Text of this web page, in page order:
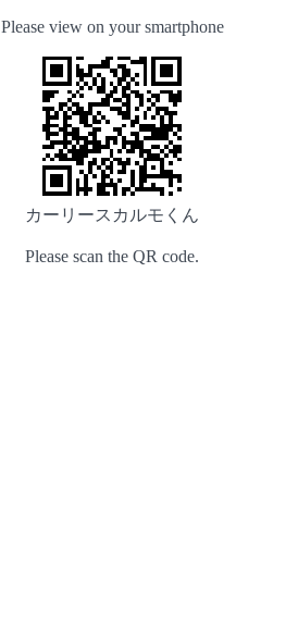
Please view on your smartphone
カーリースカルモくん
Please scan the QR code.